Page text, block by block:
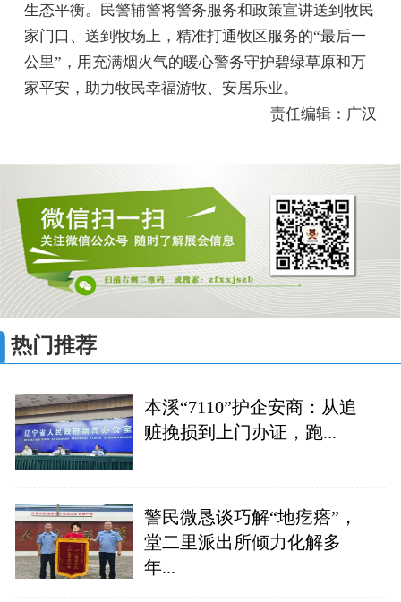
生态平衡。民警辅警将警务服务和政策宣讲送到牧民
家门口、送到牧场上，精准打通牧区服务的“最后一
公里”，用充满烟火气的暖心警务守护碧绿草原和万
家平安，助力牧民幸福游牧、安居乐业。
责任编辑：广汉
热门推荐
本溪“7110”护企安商：从追
赃挽损到上门办证，跑...
警民微恳谈巧解“地疙瘩”，
堂二里派出所倾力化解多
年...